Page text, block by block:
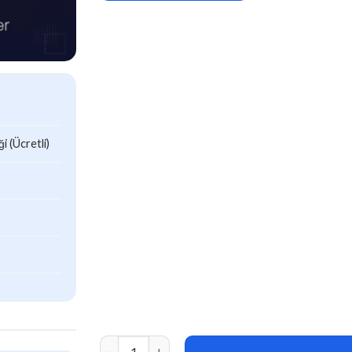
(Ücretli)
Masterly v1.0 Personal Portfolio One Page